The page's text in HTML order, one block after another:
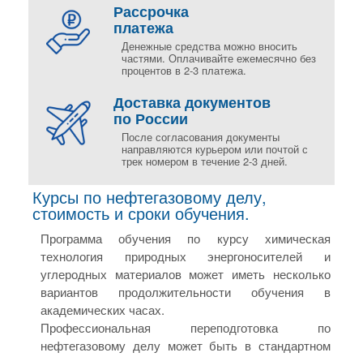
Рассрочка
платежа
Денежные средства можно вносить
частями. Оплачивайте ежемесячно без
процентов в 2-3 платежа.
Доставка документов
по России
После согласования документы
направляются курьером или почтой с
трек номером в течение 2-3 дней.
Курсы по нефтегазовому делу,
стоимость и сроки обучения.
Программа обучения по курсу химическая
технология природных энергоносителей и
углеродных материалов может иметь несколько
вариантов продолжительности обучения в
академических часах.
Профессиональная переподготовка по
нефтегазовому делу может быть в стандартном